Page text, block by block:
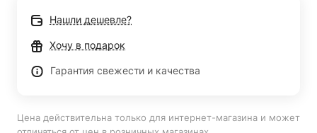
Нашли дешевле?
Хочу в подарок
Гарантия свежести и качества
Цена действительна только для интернет-магазина и может